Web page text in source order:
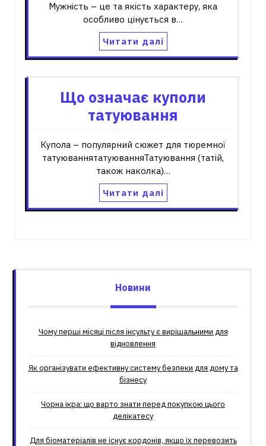
Мужність – це та якість характеру, яка
особливо цінується в…
Читати далі
Що означає куполи
татуювання
Купола – популярний сюжет для тюремної
татуюваннятатуюванняТатуювання (татій,
також наколка)…
Читати далі
Новини
Чому перші місяці після інсульту є вирішальними для
відновлення
Як організувати ефективну систему безпеки для дому та
бізнесу
Чорна ікра: що варто знати перед покупкою цього
делікатесу
Для біоматеріалів не існує кордонів, якщо їх перевозить